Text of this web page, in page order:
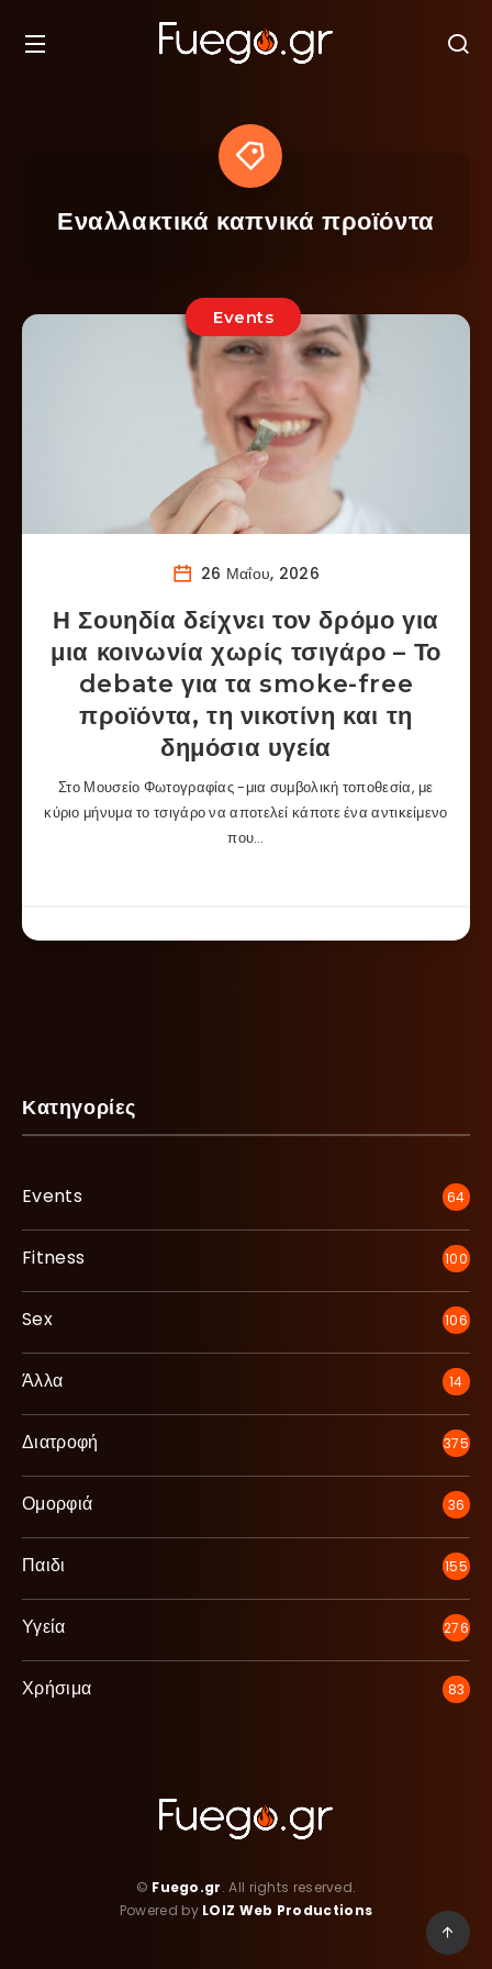
Εναλλακτικά καπνικά προϊόντα
Events
26 Μαΐου, 2026
Η Σουηδία δείχνει τον δρόμο για
μια κοινωνία χωρίς τσιγάρο – Το
debate για τα smoke-free
προϊόντα, τη νικοτίνη και τη
δημόσια υγεία
Στο Μουσείο Φωτογραφίας -μια συμβολική τοποθεσία, με
κύριο μήνυμα το τσιγάρο να αποτελεί κάποτε ένα αντικείμενο
που…
Κατηγορίες
Events 64
Fitness 100
Sex 106
Άλλα 14
Διατροφή 375
Ομορφιά 36
Παιδι 155
Υγεία 276
Χρήσιμα 83
© Fuego.gr. All rights reserved.
Powered by LOIZ Web Productions